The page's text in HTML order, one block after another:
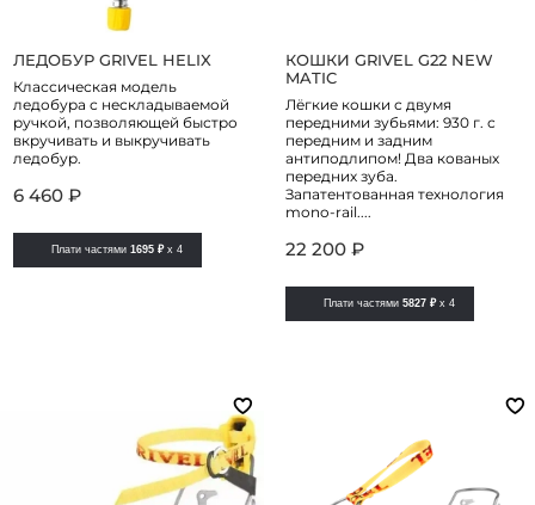
ЛЕДОБУР GRIVEL HELIX
Классическая модель
ледобура с нескладываемой
ручкой, позволяющей быстро
вкручивать и выкручивать
ледобур.
6 460 ₽
Плати частями1695 ₽ x 4
КОШКИ GRIVEL G22 NEW
MATIC
Лёгкие кошки с двумя
передними зубьями: 930 г. с
передним и задним
антиподлипом! Два кованых
передних зуба.
Запатентованная технология
mono-rail....
22 200 ₽
Плати частями 5827 ₽ x 4